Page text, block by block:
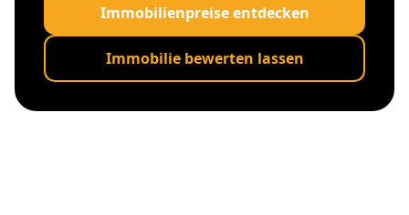
Immobilienpreise entdecken
Immobilie bewerten lassen